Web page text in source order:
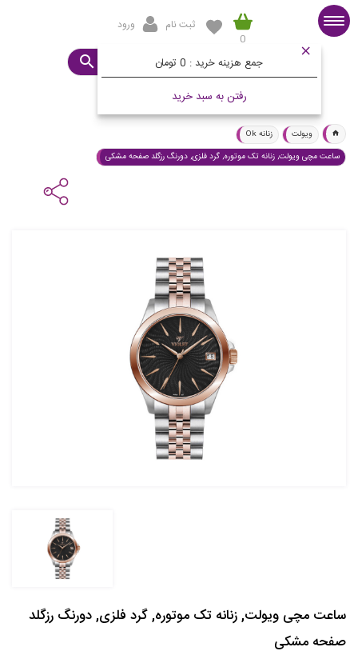
0
جمع هزینه خرید :
رفتن به سبد خرید
ثبت نام ورود
ساعت مورد نظرتان چیست؟
ویولت
زنانه Ok
ساعت مچی ویولت, زنانه تک موتوره, گرد فلزی, دورنگ رزگلد صفحه مشکی
ساعت مچی ویولت, زنانه تک موتوره, گرد فلزی, دورنگ رزگلد
صفحه مشکی